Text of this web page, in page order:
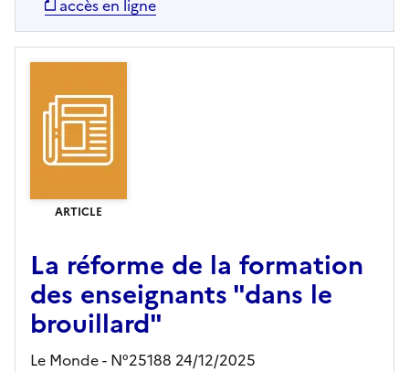
accès en ligne
ARTICLE
La réforme de la formation
des enseignants "dans le
brouillard"
Le Monde - N°25188 24/12/2025